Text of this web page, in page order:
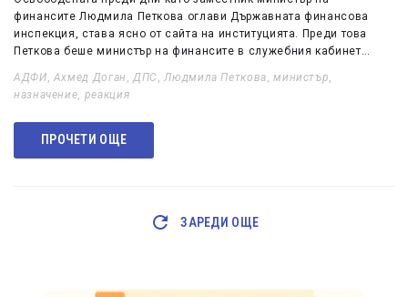
финансите Людмила Петкова оглави Държавната финансова
инспекция, става ясно от сайта на институцията. Преди това
Петкова беше министър на финансите в служебния кабинет…
АДФИ Ахмед Доган ДПС Людмила Петкова ,министър
назначение реакция
ПРОЧЕТИ ОЩЕ
ЗАРЕДИ ОЩЕ